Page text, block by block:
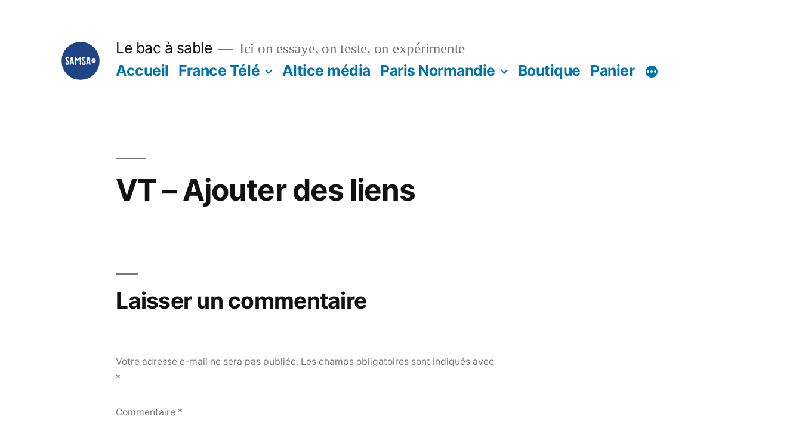
Le bac à sable Ici on essaye, on teste, on expérimente
Accueil France Télé Altice média Paris Normandie Boutique Panier
VT – Ajouter des liens
Laisser un commentaire
Votre adresse e-mail ne sera pas publiée. Les champs obligatoires sont indiqués avec
*
Commentaire *